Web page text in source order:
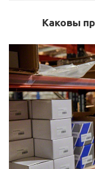
Каковы